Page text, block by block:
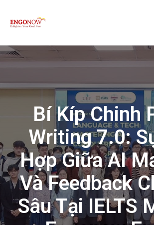
Bí Kíp Chinh
Writing 7.0:
Hợp Giữa AI
Và Feedback
Sâu Tại IELTS